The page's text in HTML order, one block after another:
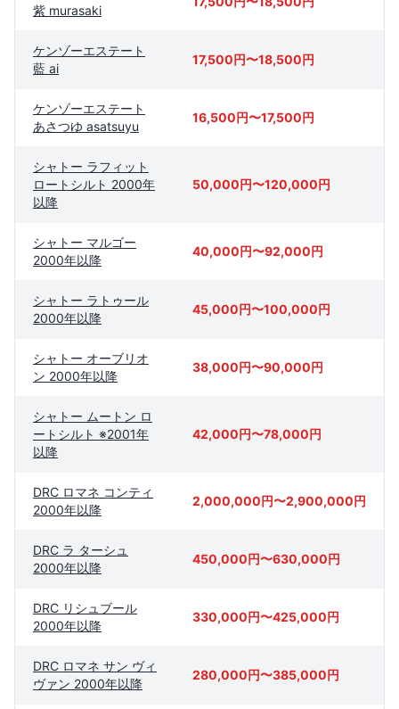
紫 murasaki
ケンゾーエステート
藍 ai
17,500円〜18,500円
ケンゾーエステート
あさつゆ asatsuyu
16,500円〜17,500円
シャトー ラフィット
ロートシルト 2000年
以降
50,000円〜120,000円
シャトー マルゴー
2000年以降
40,000円〜92,000円
シャトー ラトゥール
2000年以降
45,000円〜100,000円
シャトー オーブリオ
ン 2000年以降
38,000円〜90,000円
シャトー ムートン ロ
ートシルト ※2001年
以降
42,000円〜78,000円
DRC ロマネ コンティ
2000年以降
2,000,000円〜2,900,000円
DRC ラ ターシュ
2000年以降
450,000円〜630,000円
DRC リシュブール
2000年以降
330,000円〜425,000円
DRC ロマネ サン ヴィ
ヴァン 2000年以降
280,000円〜385,000円